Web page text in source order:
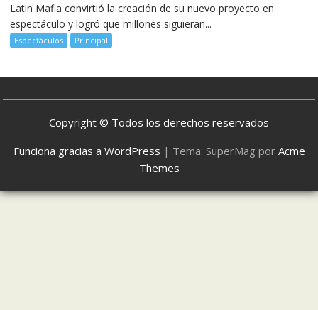
Latin Mafia convirtió la creación de su nuevo proyecto en
espectáculo y logró que millones siguieran...
Espectáculos Principal
Copyright © Todos los derechos reservados
Funciona gracias a WordPress | Tema: SuperMag por Acme
Themes